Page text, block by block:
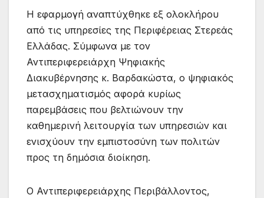
Η εφαρμογή αναπτύχθηκε εξ ολοκλήρου
από τις υπηρεσίες της Περιφέρειας Στερεάς
Ελλάδας. Σύμφωνα με τον
Αντιπεριφερειάρχη Ψηφιακής
Διακυβέρνησης κ. Βαρδακώστα, ο ψηφιακός
μετασχηματισμός αφορά κυρίως
παρεμβάσεις που βελτιώνουν την
καθημερινή λειτουργία των υπηρεσιών και
ενισχύουν την εμπιστοσύνη των πολιτών
προς τη δημόσια διοίκηση.
Ο Αντιπεριφερειάρχης Περιβάλλοντος,